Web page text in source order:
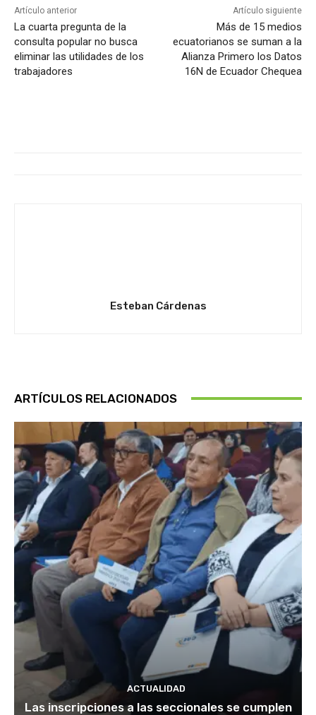
Artículo anterior
La cuarta pregunta de la
consulta popular no busca
eliminar las utilidades de los
trabajadores
Artículo siguiente
Más de 15 medios
ecuatorianos se suman a la
Alianza Primero los Datos
16N de Ecuador Chequea
Esteban Cárdenas
ARTÍCULOS RELACIONADOS
ACTUALIDAD
Las inscripciones a las seccionales se cumplen